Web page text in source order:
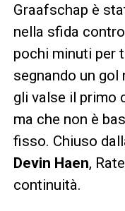
Graafschap è
nella sfida
pochi minuti per
segnando un gol
gli valse il primo
ma che non è
fisso. Chiuso
Devin Haen,
continuità.